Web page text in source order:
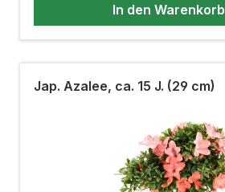
In den Warenkorb
Jap. Azalee, ca. 15 J. (29 cm)